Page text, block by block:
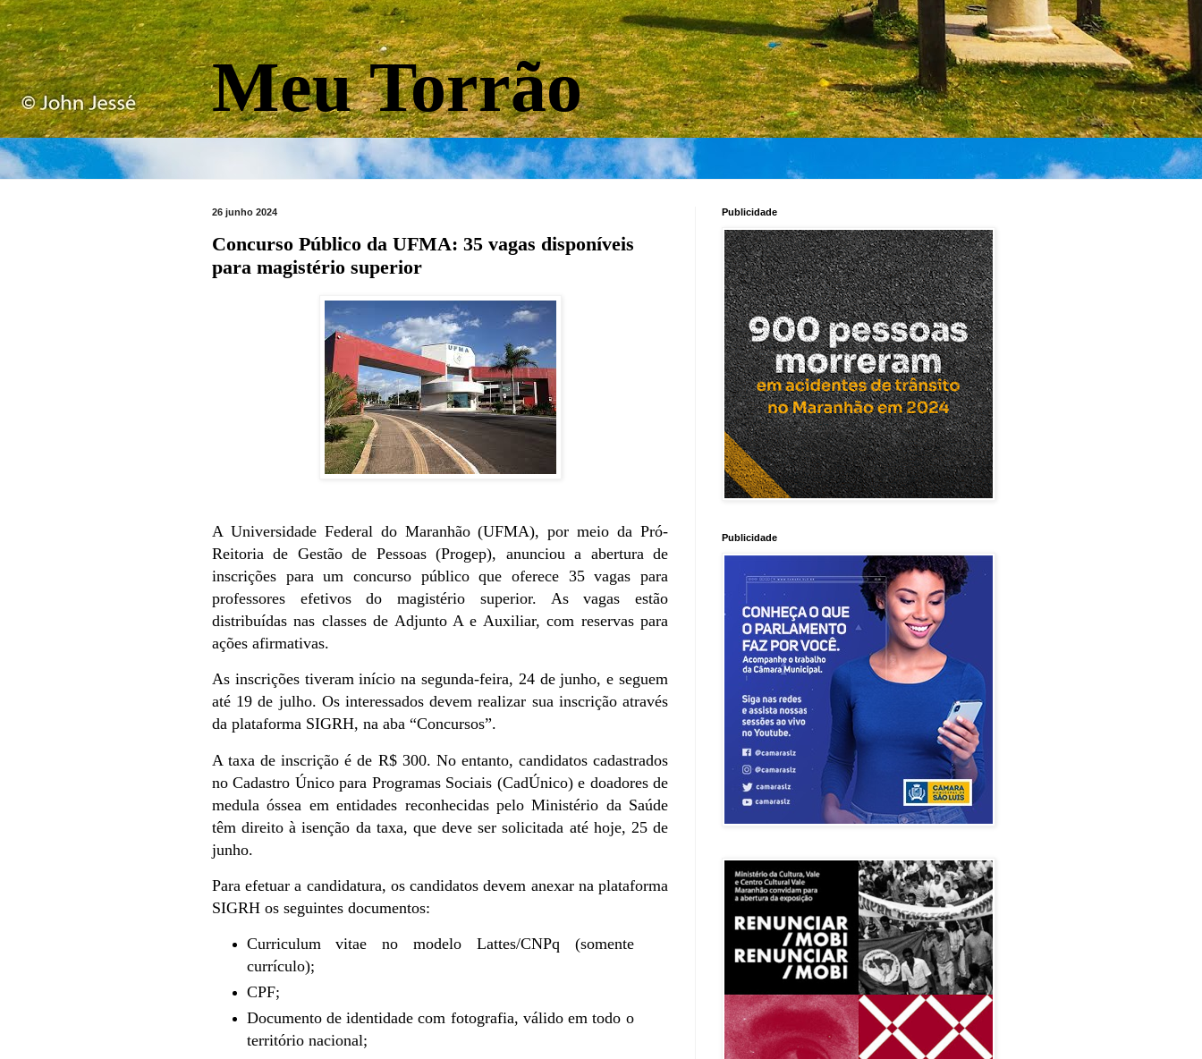
Meu Torrão
26 junho 2024
Concurso Público da UFMA: 35 vagas disponíveis
para magistério superior
A Universidade Federal do Maranhão (UFMA), por meio da Pró-
Reitoria de Gestão de Pessoas (Progep), anunciou a abertura de
inscrições para um concurso público que oferece 35 vagas para
professores efetivos do magistério superior. As vagas estão
distribuídas nas classes de Adjunto A e Auxiliar, com reservas para
ações afirmativas.
As inscrições tiveram início na segunda-feira, 24 de junho, e seguem
até 19 de julho. Os interessados devem realizar sua inscrição através
da plataforma SIGRH, na aba “Concursos”.
A taxa de inscrição é de R$ 300. No entanto, candidatos cadastrados
no Cadastro Único para Programas Sociais (CadÚnico) e doadores de
medula óssea em entidades reconhecidas pelo Ministério da Saúde
têm direito à isenção da taxa, que deve ser solicitada até hoje, 25 de
junho.
Para efetuar a candidatura, os candidatos devem anexar na plataforma
SIGRH os seguintes documentos:
Curriculum vitae no modelo Lattes/CNPq (somente
currículo);
CPF;
Documento de identidade com fotografia, válido em todo o
território nacional;
Publicidade
Publicidade